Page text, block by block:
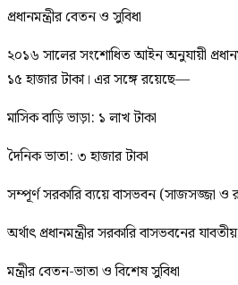
প্রধানমন্ত্রীর বেতন ও সুবিধা
২০১৬ সালের সংশোধিত আইন অনুযায়ী
১৫ হাজার টাকা। এর সঙ্গে রয়েছে—
মাসিক বাড়ি ভাড়া: ১ লাখ টাকা
দৈনিক ভাতা: ৩ হাজার টাকা
সম্পূর্ণ সরকারি ব্যয়ে বাসভবন (সাজসজ্জা ও
অর্থাৎ প্রধানমন্ত্রীর সরকারি বাসভবনের
মন্ত্রীর বেতন-ভাতা ও বিশেষ সুবিধা